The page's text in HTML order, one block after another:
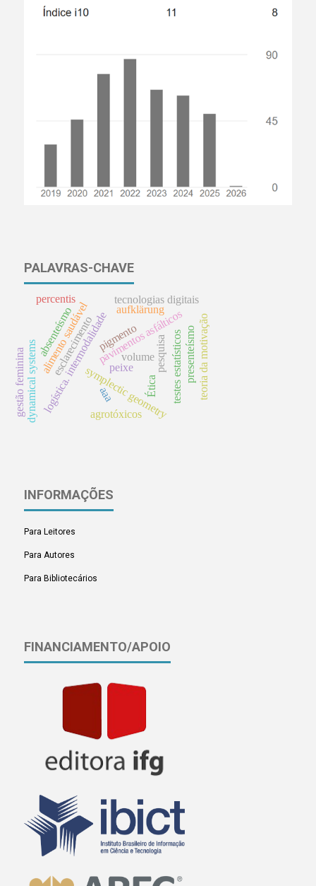
PALAVRAS-CHAVE
logística. intermodalidadesymplectic geometry
pavimentos asfálticos
aaa testes estatísticos
aufklärung
esclarecimento
Ética
dynamical systems peixe
alimento saudável
gestão feminina agrotóxicos
volume
tecnologias digitais
pesquisa presenteísmo
absenteísmo
percentis
teoria da motivação
pigmento
INFORMAÇÕES
Para Leitores
Para Autores
Para Bibliotecários
FINANCIAMENTO/APOIO